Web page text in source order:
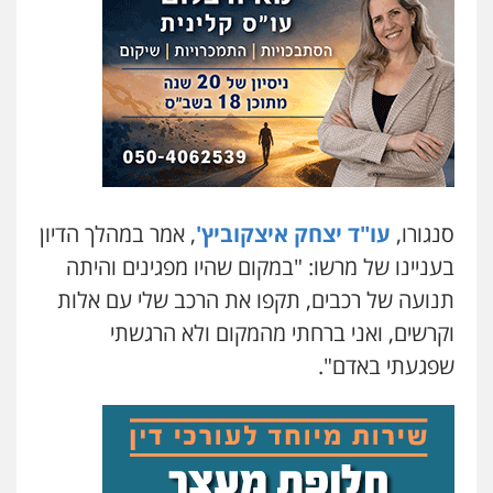
סנגורו, עו"ד יצחק איצקוביץ', אמר במהלך הדיון
בעניינו של מרשו: "במקום שהיו מפגינים והיתה
תנועה של רכבים, תקפו את הרכב שלי עם אלות
וקרשים, ואני ברחתי מהמקום ולא הרגשתי
שפגעתי באדם".